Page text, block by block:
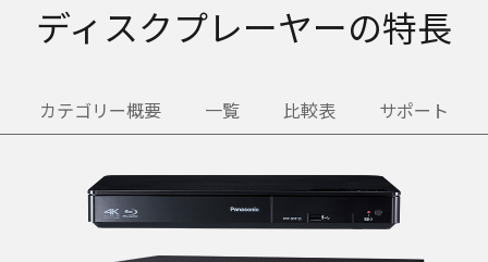
ディスクプレーヤーの特長
カテゴリー概要 一覧 比較表 サポート